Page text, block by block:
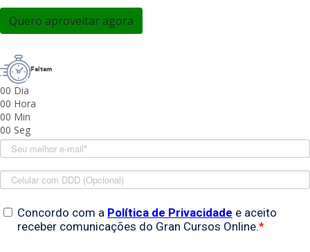
Quero aproveitar agora
Faltam
00 Dia
00 Hora
00 Min
00 Seg